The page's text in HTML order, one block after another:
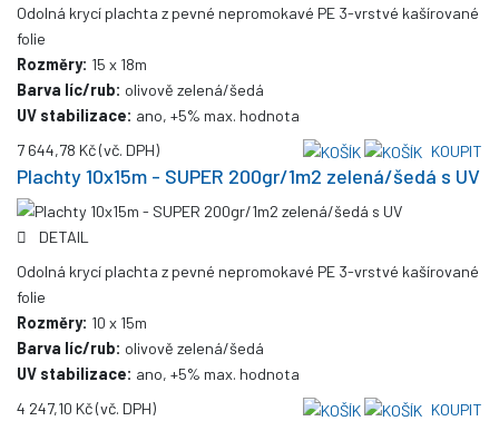
Odolná krycí plachta z pevné nepromokavé PE 3-vrstvé kašírované
folie
Rozměry: 15 x 18m
Barva líc/rub: olivově zelená/šedá
UV stabilizace: ano, +5% max. hodnota
7 644,78 Kč(vč. DPH) KOUPIT
Plachty 10x15m - SUPER 200gr/1m2 zelená/šedá s UV
DETAIL
Odolná krycí plachta z pevné nepromokavé PE 3-vrstvé kašírované
folie
Rozměry: 10 x 15m
Barva líc/rub: olivově zelená/šedá
UV stabilizace: ano, +5% max. hodnota
4 247,10 Kč(vč. DPH) KOUPIT